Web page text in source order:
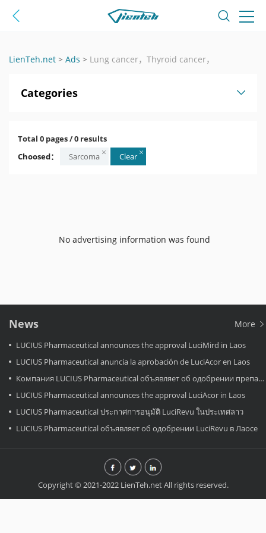
LienTeh.net > Ads > Lung cancer，Thyroid cancer，
Categories
Total 0 pages / 0 results
Choosed：
Sarcoma Clear
No advertising information was found
News More
LUCIUS Pharmaceutical announces the approval LuciMird in Laos
LUCIUS Pharmaceutical anuncia la aprobación de LuciAcor en Laos
Компания LUCIUS Pharmaceutical объявляет об одобрении препарата LuciAcor в Лаосе.
LUCIUS Pharmaceutical announces the approval LuciAcor in Laos
LUCIUS Pharmaceutical ประกาศการอนุมัติ LuciRevu ในประเทศลาว
LUCIUS Pharmaceutical объявляет об одобрении LuciRevu в Лаосе
Copyright © 2021-2022 LienTeh.net All rights reserved.